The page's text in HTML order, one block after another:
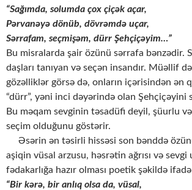
“Sağımda, solumda çox çiçək açar,
Pərvanəyə dönüb, dövrəmdə uçar,
Sərrafam, seçmişəm, dürr Şehçiçəyim…”
Bu misralarda şair özünü sərrafa bənzədir.
daşları tanıyan və seçən insandır. Müəllif
gözəlliklər görsə də, onların içərisindən ən
“dürr”, yəni inci dəyərində olan Şehçiçəyini
Bu məqam sevginin təsadüfi deyil, şüurlu və
seçim olduğunu göstərir.
Əsərin ən təsirli hissəsi son bənddə
aşiqin vüsal arzusu, həsrətin ağrısı və
fədakarlığa hazır olması poetik şəkildə
“Bir kərə, bir anlıq olsa da, vüsal,